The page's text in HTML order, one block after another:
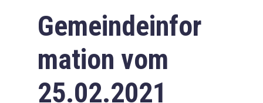
Downloads
Impressum
Datenschutzerklärung
Gemeindeinfor
mation vom
25.02.2021